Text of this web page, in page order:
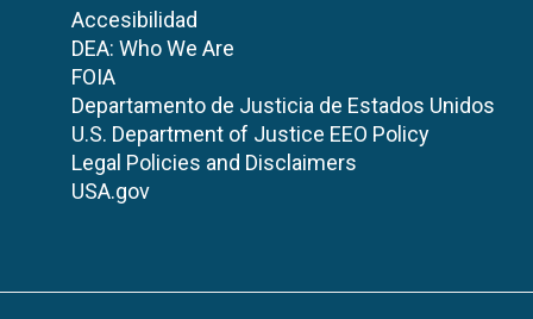
Accesibilidad
DEA: Who We Are
FOIA
Departamento de Justicia de Estados Unidos
U.S. Department of Justice EEO Policy
Legal Policies and Disclaimers
USA.gov